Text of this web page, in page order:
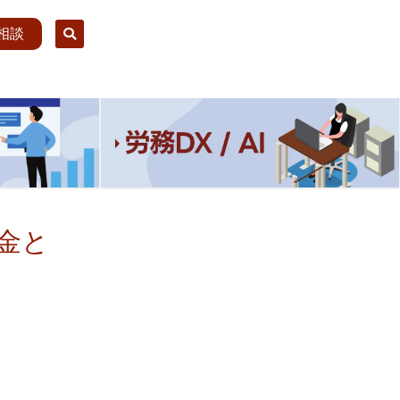
談
と